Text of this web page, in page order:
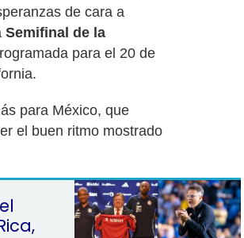
de cara a
Semifinal de la
para el 20 de
para México, que
el buen ritmo mostrado